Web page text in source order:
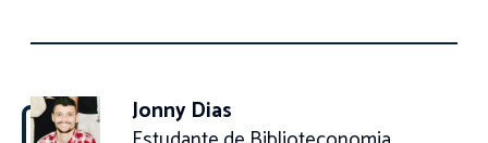
Jonny Dias